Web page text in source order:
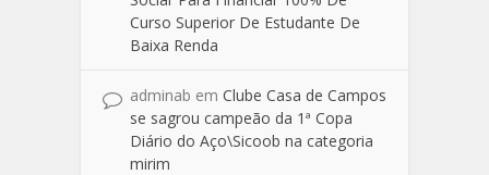
Curso Superior De Estudante De
Baixa Renda
adminab em Clube Casa de Campos
se sagrou campeão da 1ª Copa
Diário do Aço\Sicoob na categoria
mirim